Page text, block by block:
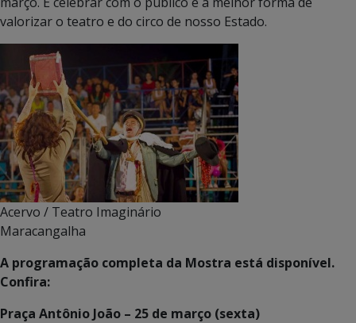
valorizar o teatro e do circo de nosso Estado.
Acervo / Teatro Imaginário
Maracangalha
A programação completa da Mostra está disponível.
Confira:
Praça Antônio João – 25 de março (sexta)